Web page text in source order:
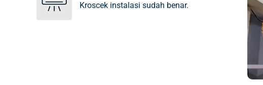
Kroscek instalasi sudah benar.